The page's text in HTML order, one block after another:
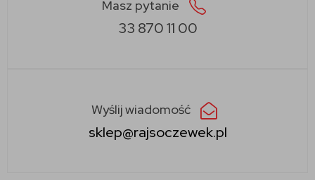
Masz pytanie
33 870 11 00
Wyślij wiadomość
sklep@rajsoczewek.pl